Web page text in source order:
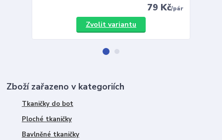
79 Kč/pár
Zvolit variantu
Zboží zařazeno v kategoriích
Tkaničky do bot
Ploché tkaničky
Bavlněné tkaničky